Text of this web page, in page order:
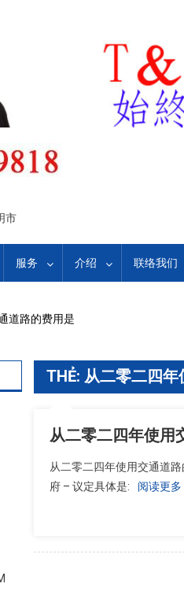
市
服务 介绍 联络我们
道路的费用是
THẺ: 从二零二四
从二零二四年使用
从二零二四年使用交通道
府 – 议定具体是:
阅读更多